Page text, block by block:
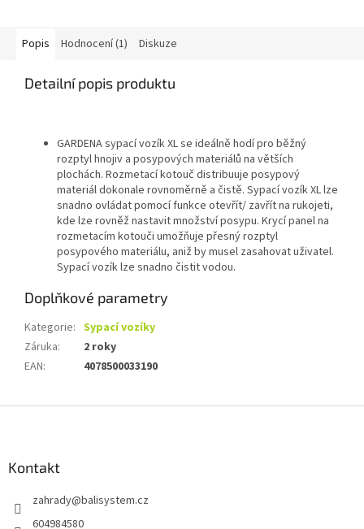
Popis Hodnocení (1) Diskuze
Detailní popis produktu
GARDENA sypací vozík XL se ideálně hodí pro běžný
rozptyl hnojiv a posypových materiálů na větších
plochách. Rozmetací kotouč distribuuje posypový
materiál dokonale rovnoměrně a čistě. Sypací vozík XL lze
snadno ovládat pomocí funkce otevřít/ zavřít na rukojeti,
kde lze rovněž nastavit množství posypu. Krycí panel na
rozmetacím kotouči umožňuje přesný rozptyl
posypového materiálu, aniž by musel zasahovat uživatel.
Sypací vozík lze snadno čistit vodou.
Doplňkové parametry
Kategorie: Sypací vozíky
Záruka:
2 roky
EAN: 4078500033190
Kontakt
zahrady@balisystem.cz
604984580